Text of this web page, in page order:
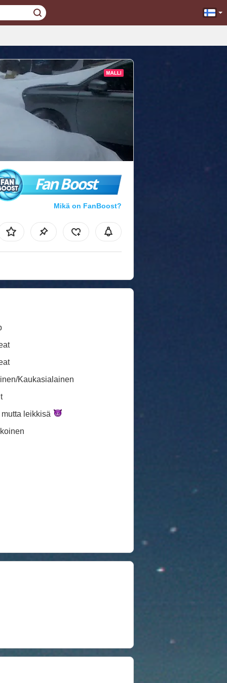
Fan Boost
Mikä on FanBoost?
Kaukasialainen
leikkisä